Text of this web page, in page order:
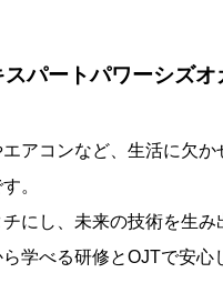
パートパワーシズオ
アコンなど、生活に欠
。
にし、未来の技術を生み
ら学べる研修とOJTで安